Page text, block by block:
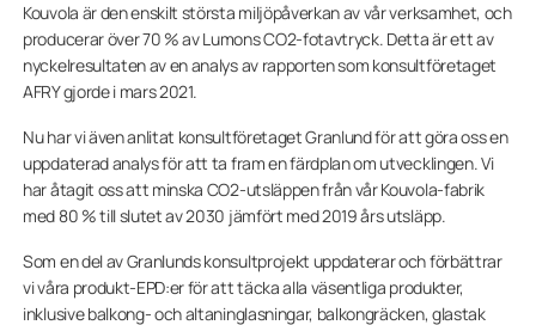
Kouvola är den enskilt största miljöpåverkan av vår verksamhet, och
producerar över 70 % av Lumons CO2-fotavtryck. Detta är ett av
nyckelresultaten av en analys av rapporten som konsultföretaget
AFRY gjorde i mars 2021.
Nu har vi även anlitat konsultföretaget Granlund för att göra oss en
uppdaterad analys för att ta fram en färdplan om utvecklingen. Vi
har åtagit oss att minska CO2-utsläppen från vår Kouvola-fabrik
med 80 % till slutet av 2030 jämfört med 2019 års utsläpp.
Som en del av Granlunds konsultprojekt uppdaterar och förbättrar
vi våra produkt-EPD:er för att täcka alla väsentliga produkter,
inklusive balkong- och altaninglasningar, balkongräcken, glastak